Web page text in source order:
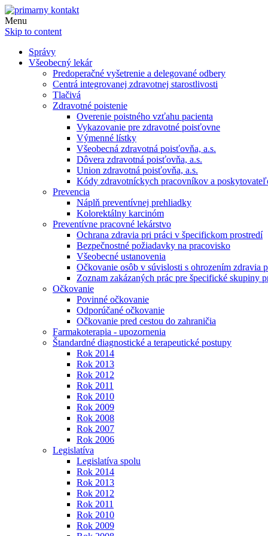
Menu
Skip to content
Správy
Všeobecný lekár
Predoperačné vyšetrenie a delegované odbery
Centrá integrovanej zdravotnej starostlivosti
Tlačivá
Zdravotné poistenie
Overenie poistného vzťahu pacienta
Vykazovanie pre zdravotné poisťovne
Výmenné lístky
Všeobecná zdravotná poisťovňa, a.s.
Dôvera zdravotná poisťovňa, a.s.
Union zdravotná poisťovňa, a.s.
Kódy zdravotníckych pracovníkov a
Prevencia
Náplň preventívnej prehliadky
Kolorektálny karcinóm
Preventívne pracovné lekárstvo
Ochrana zdravia pri práci v špecifickom prostredí
Bezpečnostné požiadavky na pracovisko
Všeobecné ustanovenia
Očkovanie osôb v súvislosti s ohrozením zdravia
Zoznam zakázaných prác pre špecifické skupiny
Očkovanie
Povinné očkovanie
Odporúčané očkovanie
Očkovanie pred cestou do zahraničia
Farmakoterapia - upozornenia
Štandardné diagnostické a terapeutické postupy
Rok 2014
Rok 2013
Rok 2012
Rok 2011
Rok 2010
Rok 2009
Rok 2008
Rok 2007
Rok 2006
Legislatíva
Legislatíva spolu
Rok 2014
Rok 2013
Rok 2012
Rok 2011
Rok 2010
Rok 2009